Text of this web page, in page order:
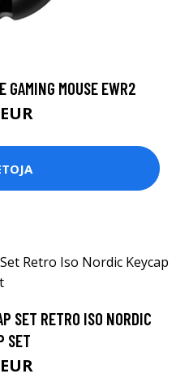
GAMING MOUSE EWR2
SET RETRO ISO NORDIC
SET